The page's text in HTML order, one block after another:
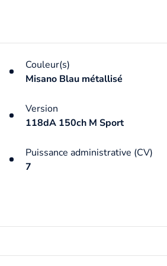
Couleur(s)
Misano Blau métallisé
Version
118dA 150ch M Sport
Puissance administrative (CV)
7